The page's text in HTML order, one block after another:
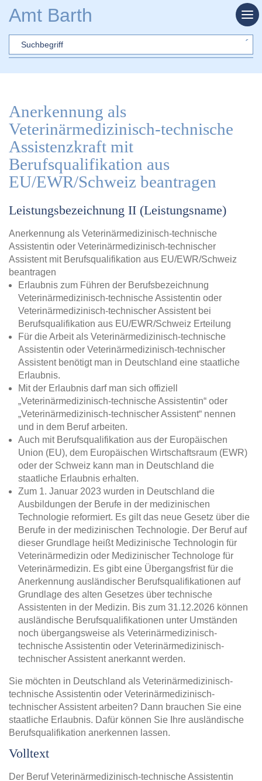
Amt Barth
Sword
Anerkennung als
Veterinärmedizinisch-technische
Assistenzkraft mit
Berufsqualifikation aus
EU/EWR/Schweiz beantragen
Leistungsbezeichnung II (Leistungsname)
Anerkennung als Veterinärmedizinisch-technische
Assistentin oder Veterinärmedizinisch-technischer
Assistent mit Berufsqualifikation aus EU/EWR/Schweiz
beantragen
Erlaubnis zum Führen der Berufsbezeichnung
Veterinärmedizinisch-technische Assistentin oder
Veterinärmedizinisch-technischer Assistent bei
Berufsqualifikation aus EU/EWR/Schweiz Erteilung
Für die Arbeit als Veterinärmedizinisch-technische
Assistentin oder Veterinärmedizinisch-technischer
Assistent benötigt man in Deutschland eine staatliche
Erlaubnis.
Mit der Erlaubnis darf man sich offiziell
„Veterinärmedizinisch-technische Assistentin“ oder
„Veterinärmedizinisch-technischer Assistent“ nennen
und in dem Beruf arbeiten.
Auch mit Berufsqualifikation aus der Europäischen
Union (EU), dem Europäischen Wirtschaftsraum (EWR)
oder der Schweiz kann man in Deutschland die
staatliche Erlaubnis erhalten.
Zum 1. Januar 2023 wurden in Deutschland die
Ausbildungen der Berufe in der medizinischen
Technologie reformiert. Es gilt das neue Gesetz über die
Berufe in der medizinischen Technologie. Der Beruf auf
dieser Grundlage heißt Medizinische Technologin für
Veterinärmedizin oder Medizinischer Technologe für
Veterinärmedizin. Es gibt eine Übergangsfrist für die
Anerkennung ausländischer Berufsqualifikationen auf
Grundlage des alten Gesetzes über technische
Assistenten in der Medizin. Bis zum 31.12.2026 können
ausländische Berufsqualifikationen unter Umständen
noch übergangsweise als Veterinärmedizinisch-
technische Assistentin oder Veterinärmedizinisch-
technischer Assistent anerkannt werden.
Sie möchten in Deutschland als Veterinärmedizinisch-
technische Assistentin oder Veterinärmedizinisch-
technischer Assistent arbeiten? Dann brauchen Sie eine
staatliche Erlaubnis. Dafür können Sie Ihre ausländische
Berufsqualifikation anerkennen lassen.
Volltext
Der Beruf Veterinärmedizinisch-technische Assistentin